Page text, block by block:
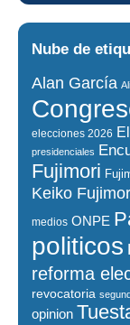
Nube de
Alan García
elecciones 2026
presidenciales
Fujimori
Keiko
medios ONPE
politicos
reforma
revocatoria
opinion